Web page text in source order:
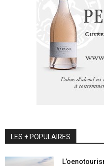
LES + POPULAIRES